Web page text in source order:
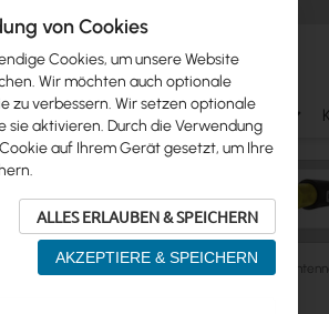
WiFi & SOHO Antennas
Antenna Brackets
von Cookies
Cookies, um unsere Website
Wir möchten auch optionale
zu verbessern. Wir setzen optionale
sie aktivieren. Durch die Verwendung
auf Ihrem Gerät gesetzt, um Ihre
ALLES ERLAUBEN & SPEICHERN
AKZEPTIERE & SPEICHERN